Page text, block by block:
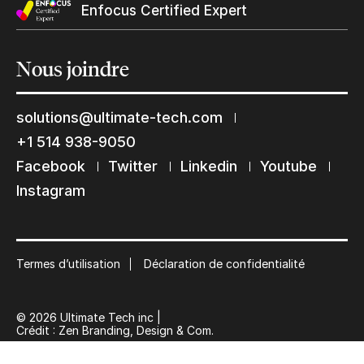
Enfocus Certified Expert
Nousjoindre
solutions@ultimate-tech.com
+1 514 938-9050
Facebook
Twitter Linkedin
Youtube
Instagram
Termes d’utilisation Déclaration de confidentialité
© 2026 Ultimate Tech inc |
Crédit : Zen Branding, Design & Com.
Restons en contact
Abonnez-vous à notre liste de diffusion